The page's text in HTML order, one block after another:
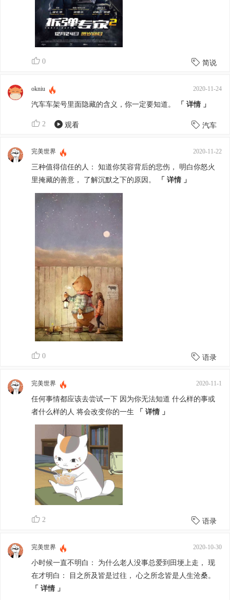
0 简说
okniu 2020-11-24
汽车车架号里面隐藏的含义，你一定要知道。 「 详情 」
2 观看 汽车
完美世界 2020-11-22
三种值得信任的人： 知道你笑容背后的悲伤， 明白你怒火
里掩藏的善意， 了解沉默之下的原因。
「 详情 」
0 语录
完美世界 2020-11-1
任何事情都应该去尝试一下 因为你无法知道 什么样的事或
者什么样的人 将会改变你的一生 「 详情 」
2 语录
完美世界 2020-10-30
小时候一直不明白： 为什么老人没事总爱到田埂上走， 现
在才明白： 目之所及皆是过往， 心之所念皆是人生沧桑。
「 详情 」